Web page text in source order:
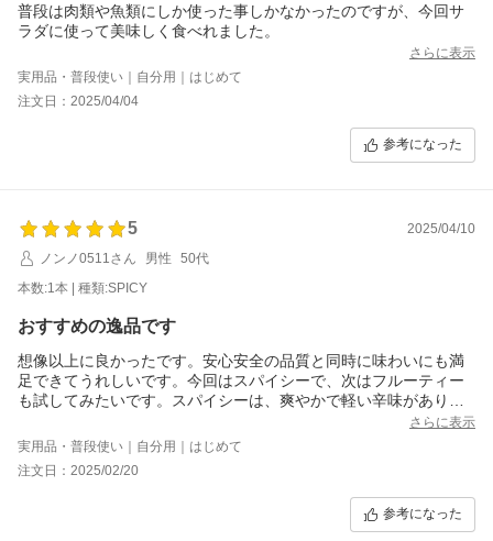
普段は肉類や魚類にしか使った事しかなかったのですが、今回サ
ラダに使って美味しく食べれました。
さらに表示
実用品・普段使い｜自分用｜はじめて
注文日：2025/04/04
参考になった
5
2025/04/10
ノンノ0511さん
男性
50代
本数:1本 | 種類:SPICY
おすすめの逸品です
想像以上に良かったです。安心安全の品質と同時に味わいにも満
足できてうれしいです。今回はスパイシーで、次はフルーティー
も試してみたいです。スパイシーは、爽やかで軽い辛味がありま
すが、強いクセは無いので飲みやすいです。おすすめです。さらに表示
実用品・普段使い｜自分用｜はじめて
注文日：2025/02/20
参考になった